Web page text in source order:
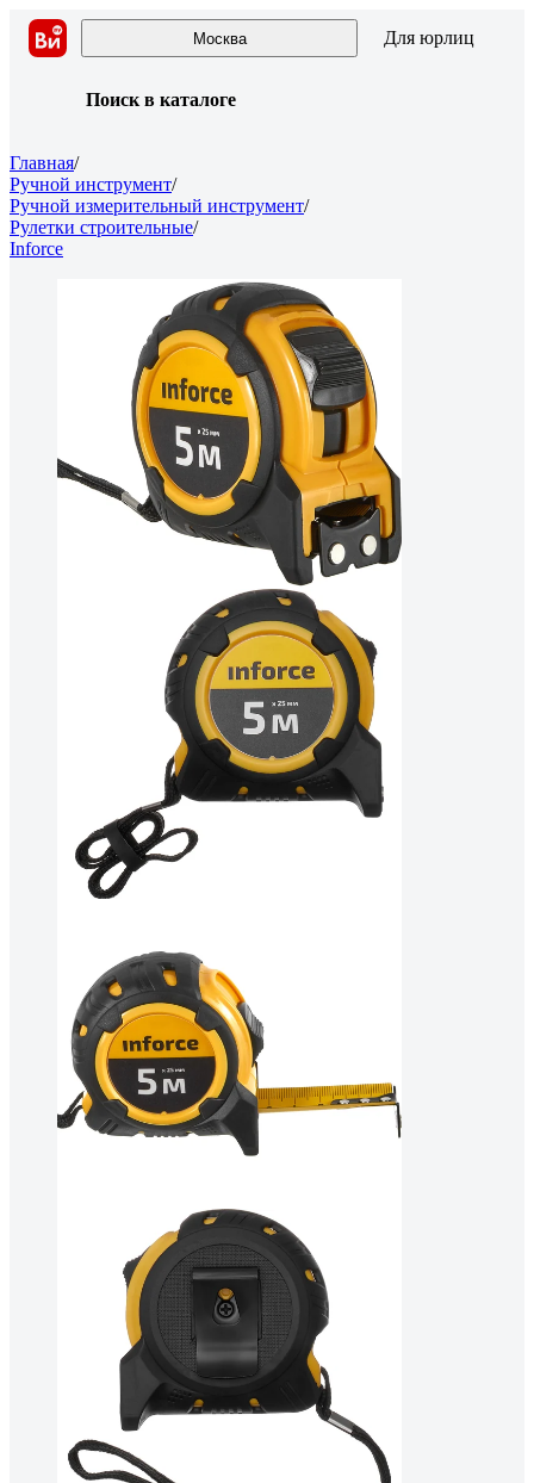
Москва Для юрлиц
Поиск в каталоге
Главная/
Ручной инструмент/
Ручной измерительный инструмент/
Рулетки строительные/
Inforce